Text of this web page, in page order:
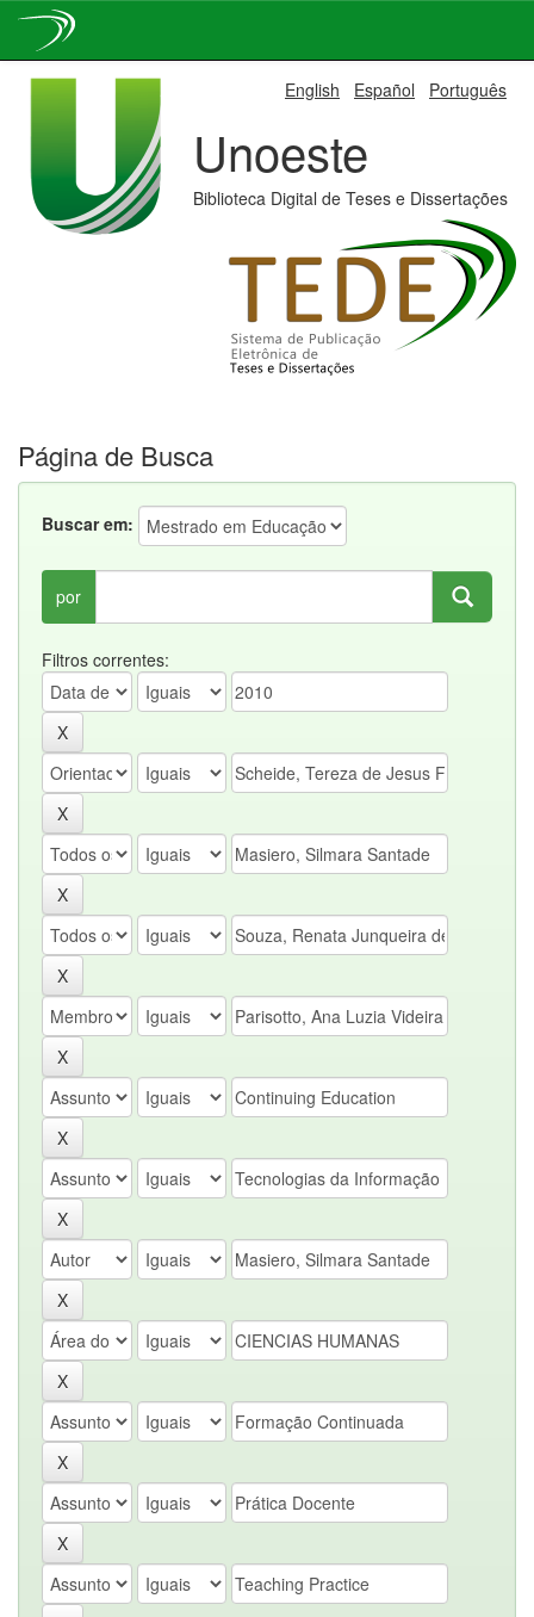
English Español Português
Unoeste
Biblioteca Digital de Teses e Dissertações
Página de Busca
Buscar em:
por
Filtros correntes: